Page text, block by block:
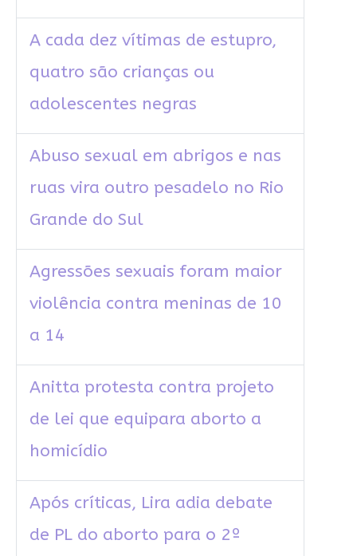
A cada dez vítimas de estupro,
quatro são crianças ou
adolescentes negras
Abuso sexual em abrigos e nas
ruas vira outro pesadelo no Rio
Grande do Sul
Agressões sexuais foram maior
violência contra meninas de 10
a 14
Anitta protesta contra projeto
de lei que equipara aborto a
homicídio
Após críticas, Lira adia debate
de PL do aborto para o 2º